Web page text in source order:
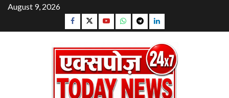
Skip
content
August 9, 2026
Facebook
TwitterYouTubeWhatsapp
TelegramLinkedin